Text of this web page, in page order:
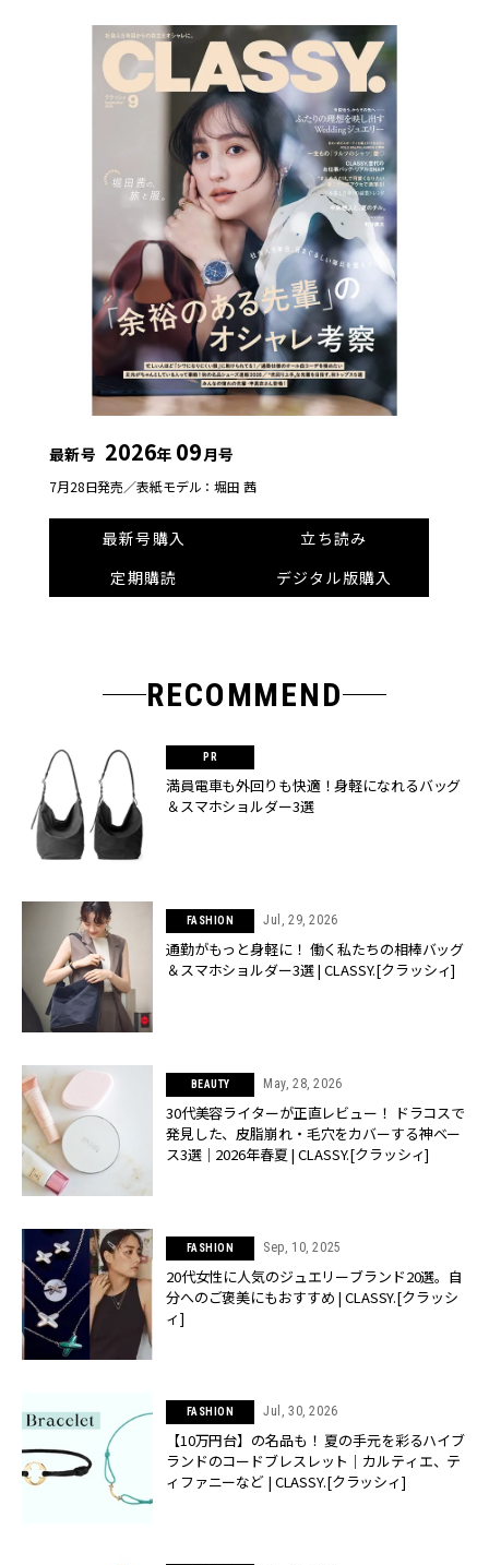
最新号 2026年 09月号
7月28日発売／表紙モデル：堀田 茜
最新号購入
立ち読み
定期購読
デジタル版購入
RECOMMEND
満員電車も外回りも快適！身軽になれるバッグ
＆スマホショルダー3選
FASHION Jul, 29, 2026
通勤がもっと身軽に！ 働く私たちの相棒バッグ
＆スマホショルダー3選 | CLASSY.[クラッシィ]
BEAUTY May, 28, 2026
30代美容ライターが正直レビュー！ ドラコスで
発見した、皮脂崩れ・毛穴をカバーする神ベー
ス3選｜2026年春夏 | CLASSY.[クラッシィ]
FASHION Sep, 10, 2025
20代女性に人気のジュエリーブランド20選。自
分へのご褒美にもおすすめ | CLASSY.[クラッシ
ィ]
FASHION Jul, 30, 2026
【10万円台】の名品も！ 夏の手元を彩るハイブ
ランドのコードブレスレット｜カルティエ、テ
ィファニーなど | CLASSY.[クラッシィ]